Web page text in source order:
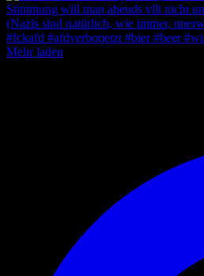
Mehr laden